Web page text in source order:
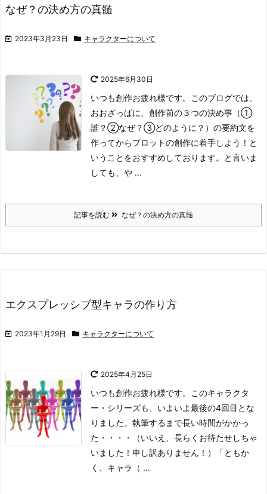
なぜ？の決め方の真髄
2023年3月23日 キャラクターについて
2025年6月30日
いつも創作お疲れ様です。
このブログでは、
おおざっぱに、創作前の３つの決め事（①
誰？②なぜ？③どのように？）の要約文を
作ってからプロットの創作に着手しよう！と
いうことをおすすめしております。
と言いま
しても、や ...
記事を読む なぜ？の決め方の真髄
エクスプレッシブ型キャラの作り方
2023年1月29日 キャラクターについて
2025年4月25日
いつも創作お疲れ様です。
このキャラクタ
ー・シリーズも、いよいよ最後の4回目とな
りました。執筆するまで長い時間がかかっ
た・・・・（いいえ、長らくお待たせしちゃ
いました！申し訳ありません！）
「ともか
く、キャラ（ ...